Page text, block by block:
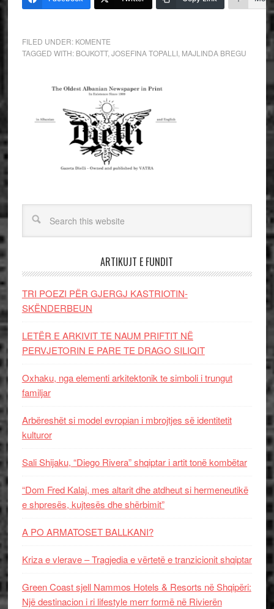
FILED UNDER: KOMENTE
TAGGED WITH: BOJKOTT, JOSEFINA TOPALLI, MAJLINDA BREGU
ARTIKUJT E FUNDIT
TRI POEZI PËR GJERGJ KASTRIOTIN-
SKËNDERBEUN
LETËR E ARKIVIT TE NAUM PRIFTIT NË
PERVJETORIN E PARE TE DRAGO SILIQIT
Oxhaku, nga elementi arkitektonik te simboli i trungut
familjar
Arbëreshët si model evropian i mbrojtjes së identitetit
kulturor
Sali Shijaku, “Diego Rivera” shqiptar i artit tonë kombëtar
“Dom Fred Kalaj, mes altarit dhe atdheut si hermeneutikë
e shpresës, kujtesës dhe shërbimit”
A PO ARMATOSET BALLKANI?
Kriza e vlerave – Tragjedia e vërtetë e tranzicionit shqiptar
Green Coast sjell Nammos Hotels & Resorts në Shqipëri:
Një destinacion i ri lifestyle merr formë në Rivierën